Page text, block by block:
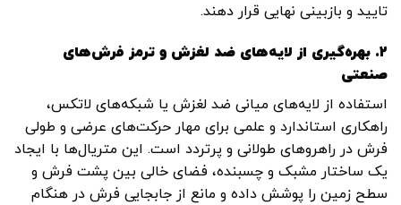
تایید و بازبینی نهایی قرار دهند.
۲. بهره‌گیری از لایه‌های ضد لغزش و ترمز فرش‌های
صنعتی
استفاده از لایه‌های میانی ضد لغزش یا شبکه‌های لاتکس،
راهکاری استاندارد و علمی برای مهار حرکت‌های عرضی و طولی
فرش در راهروهای طولانی و پرتردد است. این متریال‌ها با ایجاد
یک ساختار مشبک و چسبنده، فضای خالی بین پشت فرش و
سطح زمین را پوشش داده و مانع از جابجایی فرش در هنگام